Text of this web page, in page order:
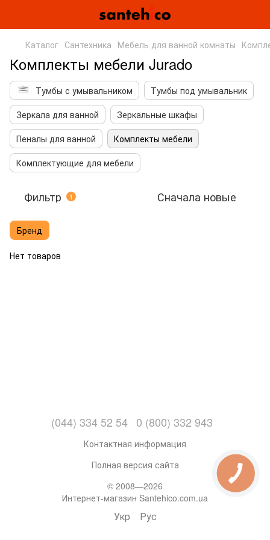
Каталог Сантехника Мебель для ванной комнаты
Комплекты мебели Jurado
Тумбы с умывальником
Тумбы под умывальник
Зеркала для ванной
Зеркальные шкафы
Пеналы для ванной
Комплекты мебели
Комплектующие для мебели
Фильтр 1 Сначала новые
Бренд
Нет товаров
(044) 334 52 54 0 (800) 332 943
Контактная информация
Полная версия сайта
© 2008—2026
Интернет-магазин Santehico.com.ua
Укр Рус